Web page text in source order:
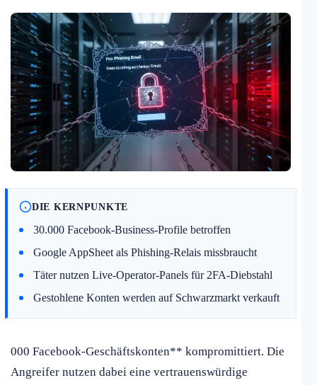
DIE KERNPUNKTE
30.000 Facebook-Business-Profile betroffen
Google AppSheet als Phishing-Relais missbraucht
Täter nutzen Live-Operator-Panels für 2FA-Diebstahl
Gestohlene Konten werden auf Schwarzmarkt verkauft
000 Facebook-Geschäftskonten** kompromittiert. Die
Angreifer nutzen dabei eine vertrauenswürdige